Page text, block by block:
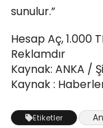
sunulur.”
Hesap Aç, 1.000
Reklamdır
Kaynak: ANKA /
Kaynak :
Etiketler